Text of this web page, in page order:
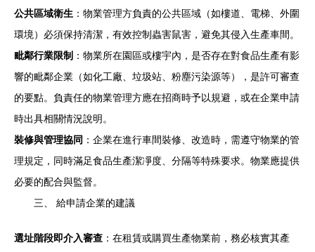
公共區域衛生 ：物業管理方負責的公共區域（如樓道、電梯、外圍
環境）必須保持清潔，有效控制蟲害鼠害，避免其侵入生產車間。
毗鄰行業限制 ：物業所在園區或樓宇內，是否存在對食品生產有影
響的毗鄰企業（如化工廠、垃圾站、粉塵污染源等），是許可審查
的要點。負責任的物業管理方應在招商時予以規避，或在企業申請
時出具相關情況說明。
裝修與管理協同 ：企業在進行車間裝修、改造時，需遵守物業的管
理規定，同時滿足食品生產潔凈度、分隔等特殊要求。物業應提供
必要的配合與監督。
三、 給申請企業的建議
選址階段即介入審查 ：在租賃或購買生產物業前，務必核實其產